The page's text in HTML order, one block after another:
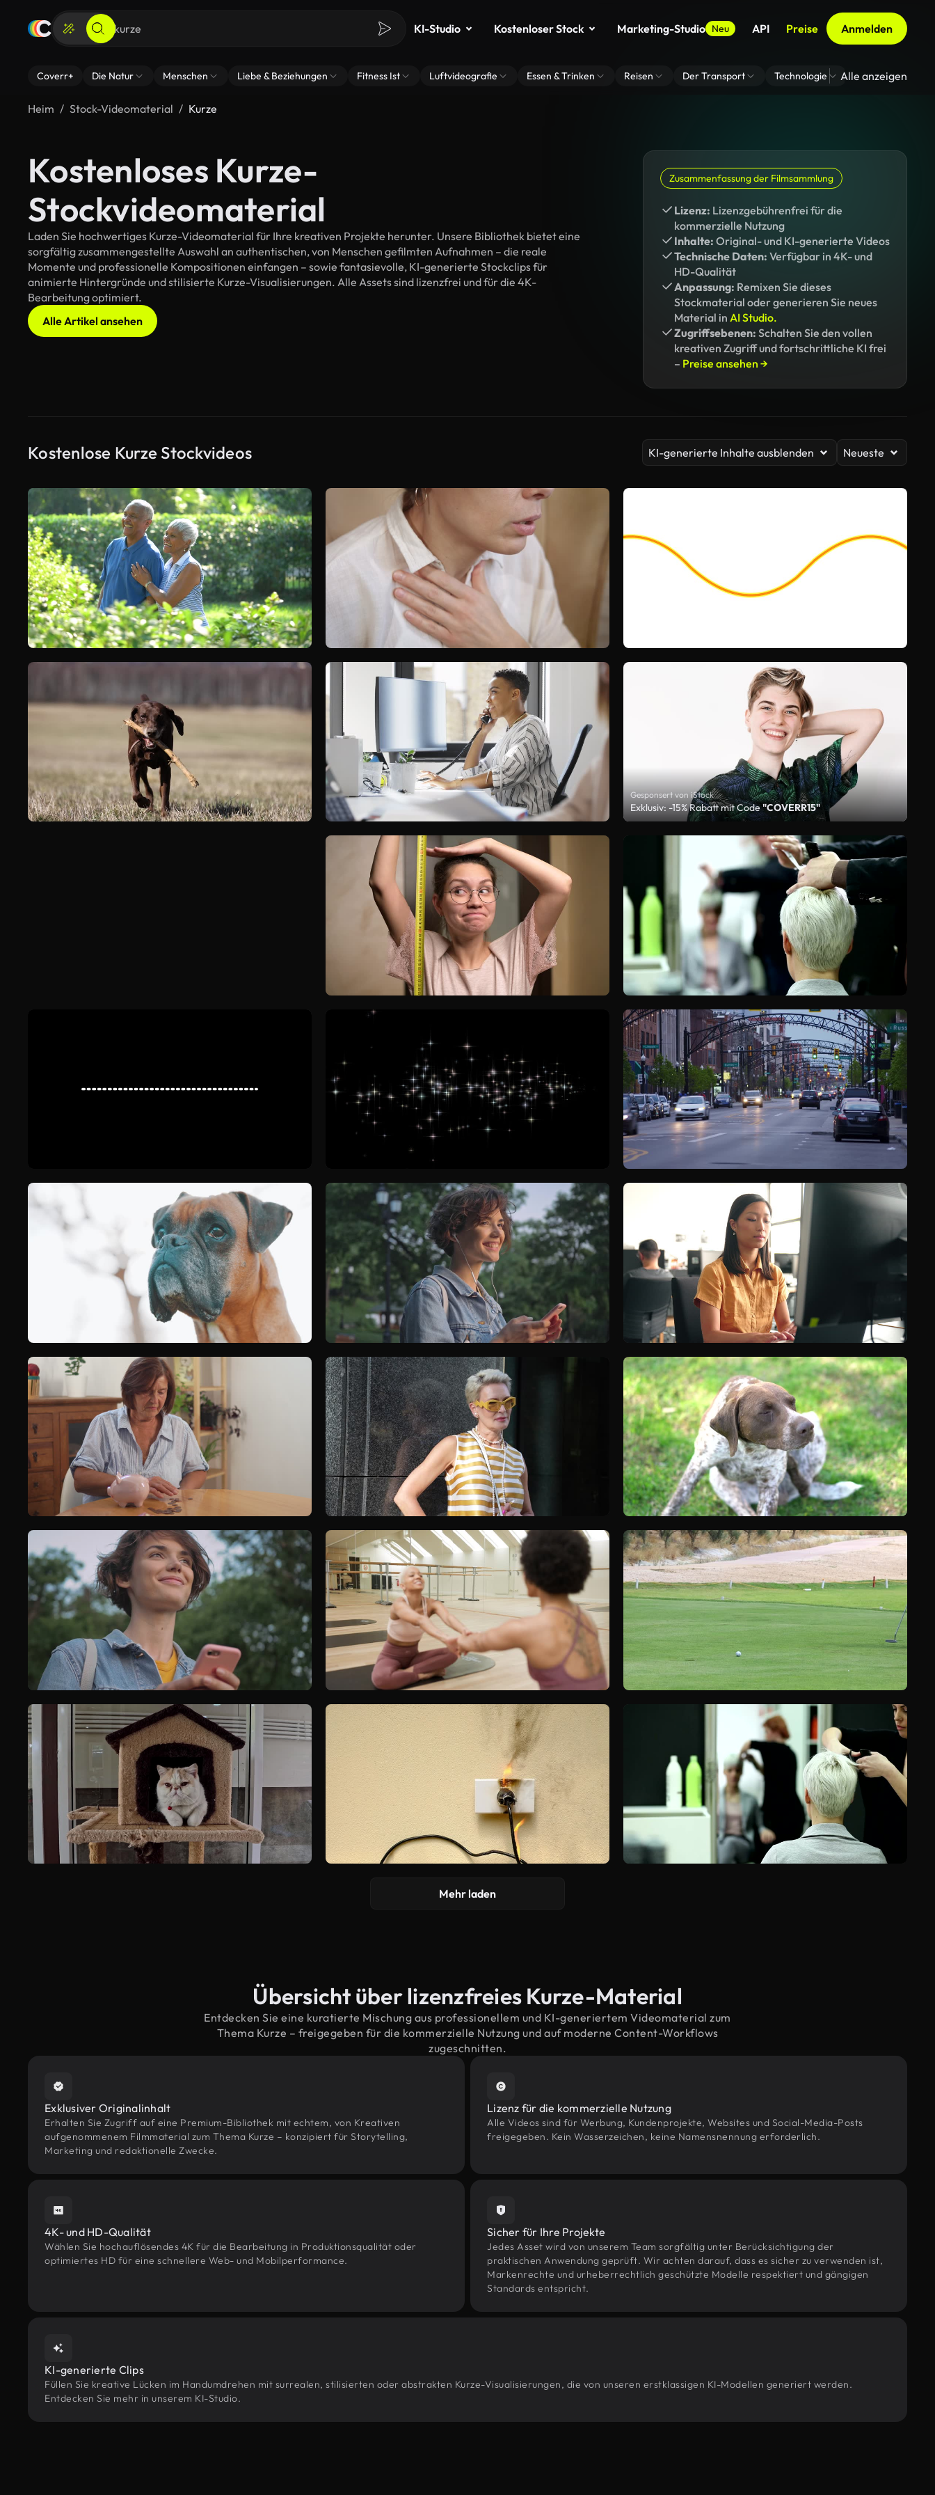
KI-Studio Kostenloser Stock Marketing-Studio Neu API Preise Anmelden
Coverr+ Die Natur Menschen Liebe & Beziehungen Fitness Ist Luftvideografie Essen & Trinken Reisen Der Transport Technologie Zoom Virtuelle
Alle anzeigen
Heim Stock-Videomaterial Kurze
Kostenloses Kurze-
Stockvideomaterial
Laden Sie hochwertiges Kurze-Videomaterial für Ihre kreativen Projekte herunter. Unsere Bibliothek bietet eine
sorgfältig zusammengestellte Auswahl an authentischen, von Menschen gefilmten Aufnahmen – die reale
Momente und professionelle Kompositionen einfangen – sowie fantasievolle, KI-generierte Stockclips für
animierte Hintergründe und stilisierte Kurze-Visualisierungen. Alle Assets sind lizenzfrei und für die 4K-
Bearbeitung optimiert.
Alle Artikel ansehen
Zusammenfassung der Filmsammlung
Lizenz: Lizenzgebührenfrei für die
kommerzielle Nutzung
Inhalte: Original- und KI-generierte Videos
Technische Daten: Verfügbar in 4K- und
HD-Qualität
Anpassung: Remixen Sie dieses
Stockmaterial oder generieren Sie neues
Material in AI Studio.
Zugriffsebenen: Schalten Sie den vollen
kreativen Zugriff und fortschrittliche KI frei
– Preise ansehen →
Kostenlose Kurze Stockvideos KI-generierte Inhalte ausblenden Neueste
Gesponsert von iStock
Exklusiv: -15% Rabatt mit Code"COVERR15"
Mehr laden
Übersicht über lizenzfreies Kurze-Material
Entdecken Sie eine kuratierte Mischung aus professionellem und KI-generiertem Videomaterial zum
Thema Kurze – freigegeben für die kommerzielle Nutzung und auf moderne Content-Workflows
zugeschnitten.
Exklusiver Originalinhalt
Erhalten Sie Zugriff auf eine Premium-Bibliothek mit echtem, von Kreativen
aufgenommenem Filmmaterial zum Thema Kurze – konzipiert für Storytelling,
Marketing und redaktionelle Zwecke.
Lizenz für die kommerzielle Nutzung
Alle Videos sind für Werbung, Kundenprojekte, Websites und Social-Media-Posts
freigegeben. Kein Wasserzeichen, keine Namensnennung erforderlich.
4K- und HD-Qualität
Wählen Sie hochauflösendes 4K für die Bearbeitung in Produktionsqualität oder
optimiertes HD für eine schnellere Web- und Mobilperformance.
Sicher für Ihre Projekte
Jedes Asset wird von unserem Team sorgfältig unter Berücksichtigung der
praktischen Anwendung geprüft. Wir achten darauf, dass es sicher zu verwenden ist,
Markenrechte und urheberrechtlich geschützte Modelle respektiert und gängigen
Standards entspricht.
KI-generierte Clips
Füllen Sie kreative Lücken im Handumdrehen mit surrealen, stilisierten oder abstrakten Kurze-Visualisierungen, die von unseren erstklassigen KI-Modellen generiert werden.
Entdecken Sie mehr in unserem KI-Studio.